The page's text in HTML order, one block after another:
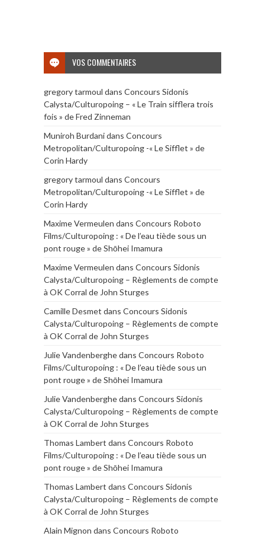
VOS COMMENTAIRES
gregory tarmoul dans Concours Sidonis
Calysta/Culturopoing – « Le Train sifflera trois
fois » de Fred Zinneman
Muniroh Burdanidans Concours
Metropolitan/Culturopoing -« Le Sifflet » de
Corin Hardy
gregory tarmoul dans Concours
Metropolitan/Culturopoing -« Le Sifflet » de
Corin Hardy
Maxime Vermeulen dans Concours Roboto
Films/Culturopoing : « De l’eau tiède sous un
pont rouge » de Shōhei Imamura
Maxime Vermeulen dans Concours Sidonis
Calysta/Culturopoing – Règlements de compte
à OK Corral de John Sturges
Camille Desmet dans Concours Sidonis
Calysta/Culturopoing – Règlements de compte
à OK Corral de John Sturges
Julie Vandenberghedans Concours Roboto
Films/Culturopoing : « De l’eau tiède sous un
pont rouge » de Shōhei Imamura
Julie Vandenberghedans Concours Sidonis
Calysta/Culturopoing – Règlements de compte
à OK Corral de John Sturges
Thomas Lambert dans Concours Roboto
Films/Culturopoing : « De l’eau tiède sous un
pont rouge » de Shōhei Imamura
Thomas Lambert dans Concours Sidonis
Calysta/Culturopoing – Règlements de compte
à OK Corral de John Sturges
Alain Mignon dans Concours Roboto